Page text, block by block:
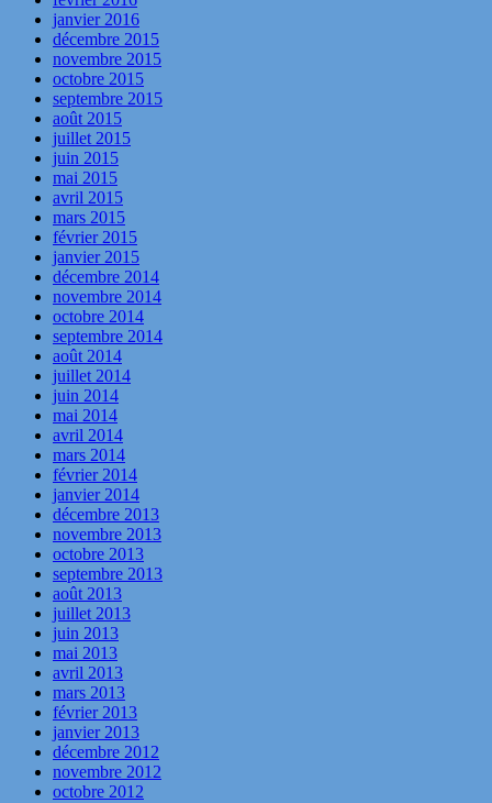
janvier 2016
décembre 2015
novembre 2015
octobre 2015
septembre 2015
août 2015
juillet 2015
juin 2015
mai 2015
avril 2015
mars 2015
février 2015
janvier 2015
décembre 2014
novembre 2014
octobre 2014
septembre 2014
août 2014
juillet 2014
juin 2014
mai 2014
avril 2014
mars 2014
février 2014
janvier 2014
décembre 2013
novembre 2013
octobre 2013
septembre 2013
août 2013
juillet 2013
juin 2013
mai 2013
avril 2013
mars 2013
février 2013
janvier 2013
décembre 2012
novembre 2012
octobre 2012